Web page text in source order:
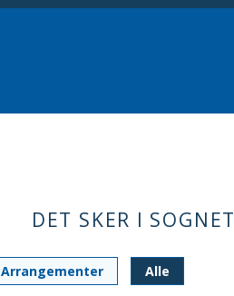
DET SKER I SOGNET
Arrangementer Alle